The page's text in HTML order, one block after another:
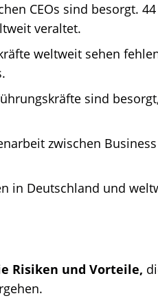
CEOs sind besorgt. 44
veraltet.
weltweit sehen
sind
zwischen
in Deutschland und
Risiken und Vorteile,